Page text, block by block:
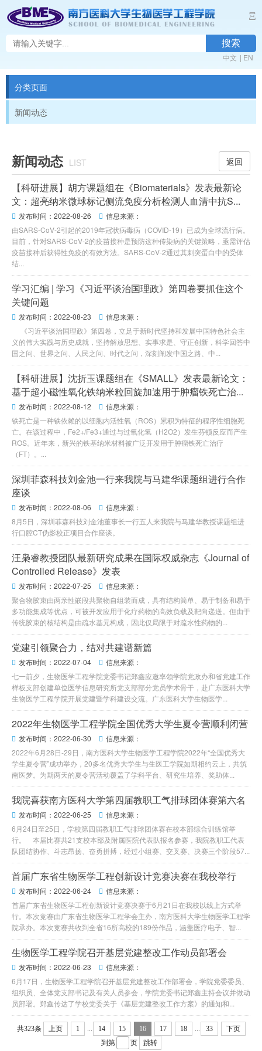
Ξ
搜索
中文 | EN
分类页面
新闻动态
新闻动态 LIST 返回
【科研进展】胡方课题组在《Biomaterials》发表最新论
文：超亮纳米微球标记侧流免疫分析检测人血清中抗S...
 发布时间：2022-08-26  信息来源：
由SARS-CoV-2引起的2019年冠状病毒病（COVID-19）已成为全球流行病。
目前，针对SARS-CoV-2的疫苗接种是预防这种传染病的关键策略，亟需评估
疫苗接种后获得性免疫的有效方法。SARS-CoV-2通过其刺突蛋白中的受体
结...
学习汇编 | 学习《习近平谈治国理政》第四卷要抓住这个
关键问题
 发布时间：2022-08-23  信息来源：
《习近平谈治国理政》第四卷，立足于新时代坚持和发展中国特色社会主
义的伟大实践与历史成就，坚持解放思想、实事求是、守正创新，科学回答中
国之问、世界之问、人民之问、时代之问，深刻阐发中国之路、中...
【科研进展】沈折玉课题组在《SMALL》发表最新论文：
基于超小磁性氧化铁纳米粒回旋加速用于肿瘤铁死亡治...
 发布时间：2022-08-12  信息来源：
铁死亡是一种铁依赖的以细胞内活性氧（ROS）累积为特征的程序性细胞死
亡。在该过程中，Fe2+/Fe3+通过与过氧化氢（H2O2）发生芬顿反应而产生
ROS。近年来，新兴的铁基纳米材料被广泛开发用于肿瘤铁死亡治疗
（FT）。...
深圳菲森科技刘金池一行来我院与马建华课题组进行合作
座谈
 发布时间：2022-08-06  信息来源：
8月5日，深圳菲森科技刘金池董事长一行五人来我院与马建华教授课题组进
行口腔CT伪影校正项目合作座谈。
汪枭睿教授团队最新研究成果在国际权威杂志《Journal of
Controlled Release》发表
 发布时间：2022-07-25  信息来源：
聚合物胶束由两亲性嵌段共聚物自组装而成，具有结构简单、易于制备和易于
多功能集成等优点，可被开发应用于化疗药物的高效负载及靶向递送。但由于
传统胶束的核结构是由疏水基元构成，因此仅局限于对疏水性药物的...
党建引领聚合力，结对共建谱新篇
 发布时间：2022-07-04  信息来源：
七一前夕，生物医学工程学院党委书记郑鑫应邀率领学院党政办和省党建工作
样板支部创建单位医学信息研究所党支部部分党员学术骨干，赴广东医科大学
生物医学工程学院开展党建暨学科建设交流。广东医科大学生物医学...
2022年生物医学工程学院全国优秀大学生夏令营顺利闭营
 发布时间：2022-06-30  信息来源：
2022年6月28日-29日，南方医科大学生物医学工程学院2022年“全国优秀大
学生夏令营”成功举办，20多名优秀大学生与生医工学院如期相约云上，共筑
南医梦。为期两天的夏令营活动覆盖了学科平台、研究生培养、奖助体...
我院喜获南方医科大学第四届教职工气排球团体赛第六名
 发布时间：2022-06-25  信息来源：
6月24日至25日，学校第四届教职工气排球团体赛在校本部综合训练馆举
行。 本届比赛共21支校本部及附属医院代表队报名参赛，我院教职工代表
队团结协作、斗志昂扬、奋勇拼搏，经过小组赛、交叉赛、决赛三个阶段57...
首届广东省生物医学工程创新设计竞赛决赛在我校举行
 发布时间：2022-06-24  信息来源：
首届广东省生物医学工程创新设计竞赛决赛于6月21日在我校以线上方式举
行。本次竞赛由广东省生物医学工程学会主办，南方医科大学生物医学工程学
院承办。本次竞赛共收到全省16所高校的189份作品，涵盖医疗电子、智...
生物医学工程学院召开基层党建整改工作动员部署会
 发布时间：2022-06-23  信息来源：
6月17日，生物医学工程学院召开基层党建整改工作部署会，学院党委委员、
组织员、全体党支部书记及有关人员参会，学院党委书记郑鑫主持会议并做动
员部署。郑鑫传达了学校党委关于《基层党建整改工作方案》的通知和...
共323条 上页 1 ... 14 15 16 17 18 ... 33
下页
到第
页 跳转